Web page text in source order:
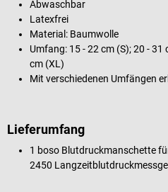
Abwaschbar
Latexfrei
Material: Baumwolle
Umfang: 15 - 22 cm (S); 20 - 31
cm (XL)
Mit verschiedenen Umfängen
Lieferumfang
1 boso Blutdruckmanschette
2450